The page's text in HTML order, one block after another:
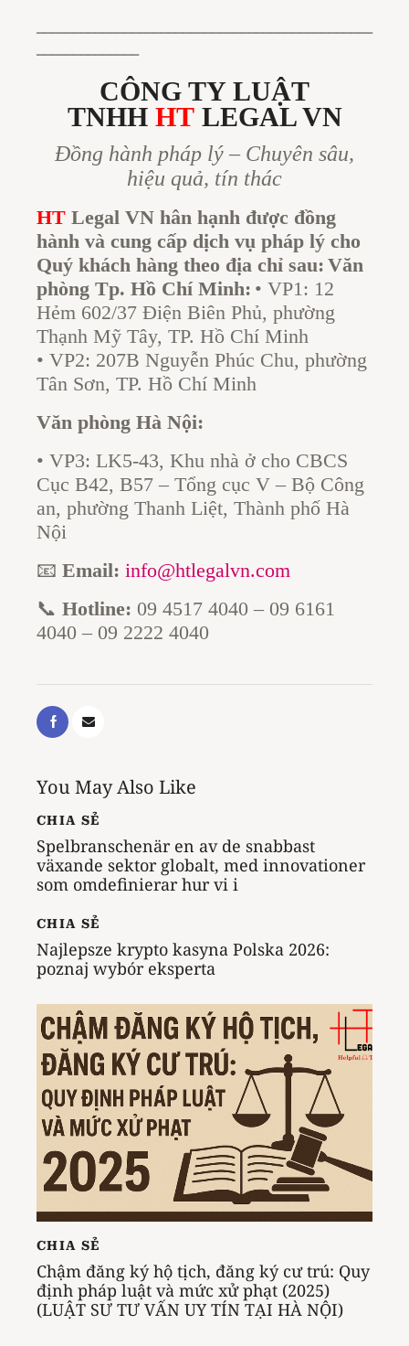
CÔNG TY LUẬT
TNHH HTLEGAL VN
Đồng hành pháp lý – Chuyên sâu,
hiệu quả, tín thác
HT Legal VN hân hạnh được đồng
hành và cung cấp dịch vụ pháp lý cho
Quý khách hàng theo địa chỉ sau: Văn
phòng Tp. Hồ Chí Minh: • VP1: 12
Hẻm 602/37 Điện Biên Phủ, phường
Thạnh Mỹ Tây, TP. Hồ Chí Minh
• VP2: 207B Nguyễn Phúc Chu, phường
Tân Sơn, TP. Hồ Chí Minh
Văn phòng Hà Nội:
• VP3: LK5-43, Khu nhà ở cho CBCS
Cục B42, B57 – Tổng cục V – Bộ Công
an, phường Thanh Liệt, Thành phố Hà
Nội
📧 Email: info@htlegalvn.com
📞 Hotline: 09 4517 4040 – 09 6161
4040 – 09 2222 4040
You May Also Like
CHIA SẺ
Spelbranschenär en av de snabbast
växande sektor globalt, med innovationer
som omdefinierar hur vi i
CHIA SẺ
Najlepsze krypto kasyna Polska 2026:
poznaj wybór eksperta
CHIA SẺ
Chậm đăng ký hộ tịch, đăng ký cư trú: Quy
định pháp luật và mức xử phạt (2025)
(LUẬT SƯ TƯ VẤN UY TÍN TẠI HÀ NỘI)